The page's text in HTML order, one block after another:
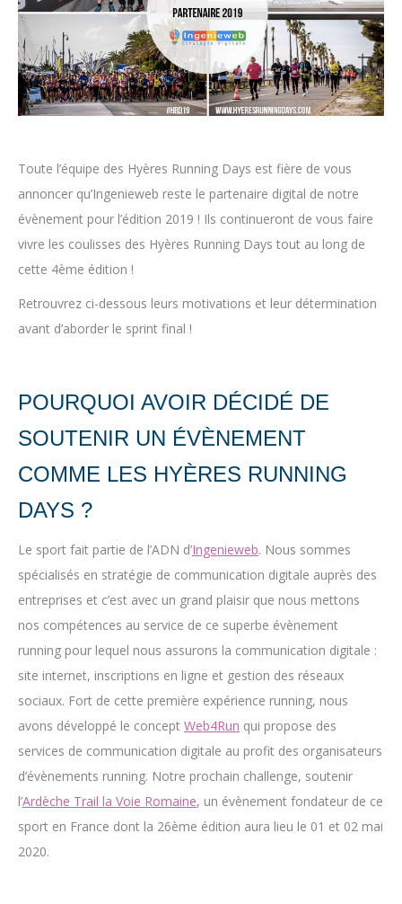
Toute l’équipe des Hyères Running Days est fière de vous
annoncer qu’Ingenieweb reste le partenaire digital de notre
évènement pour l’édition 2019 ! Ils continueront de vous faire
vivre les coulisses des Hyères Running Days tout au long de
cette 4ème édition !
Retrouvrez ci-dessous leurs motivations et leur détermination
avant d’aborder le sprint final !
POURQUOI AVOIR DÉCIDÉ DE
SOUTENIR UN ÉVÈNEMENT
COMME LES HYÈRES RUNNING
DAYS ?
Le sport fait partie de l’ADN d’Ingenieweb. Nous sommes
spécialisés en stratégie de communication digitale auprès des
entreprises et c’est avec un grand plaisir que nous mettons
nos compétences au service de ce superbe évènement
running pour lequel nous assurons la communication digitale :
site internet, inscriptions en ligne et gestion des réseaux
sociaux. Fort de cette première expérience running, nous
avons développé le concept Web4Run qui propose des
services de communication digitale au profit des organisateurs
d’évènements running. Notre prochain challenge, soutenir
l’Ardèche Trail la Voie Romaine, un évènement fondateur de ce
sport en France dont la 26ème édition aura lieu le 01 et 02 mai
2020.